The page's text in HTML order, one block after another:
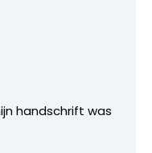
handschrift was